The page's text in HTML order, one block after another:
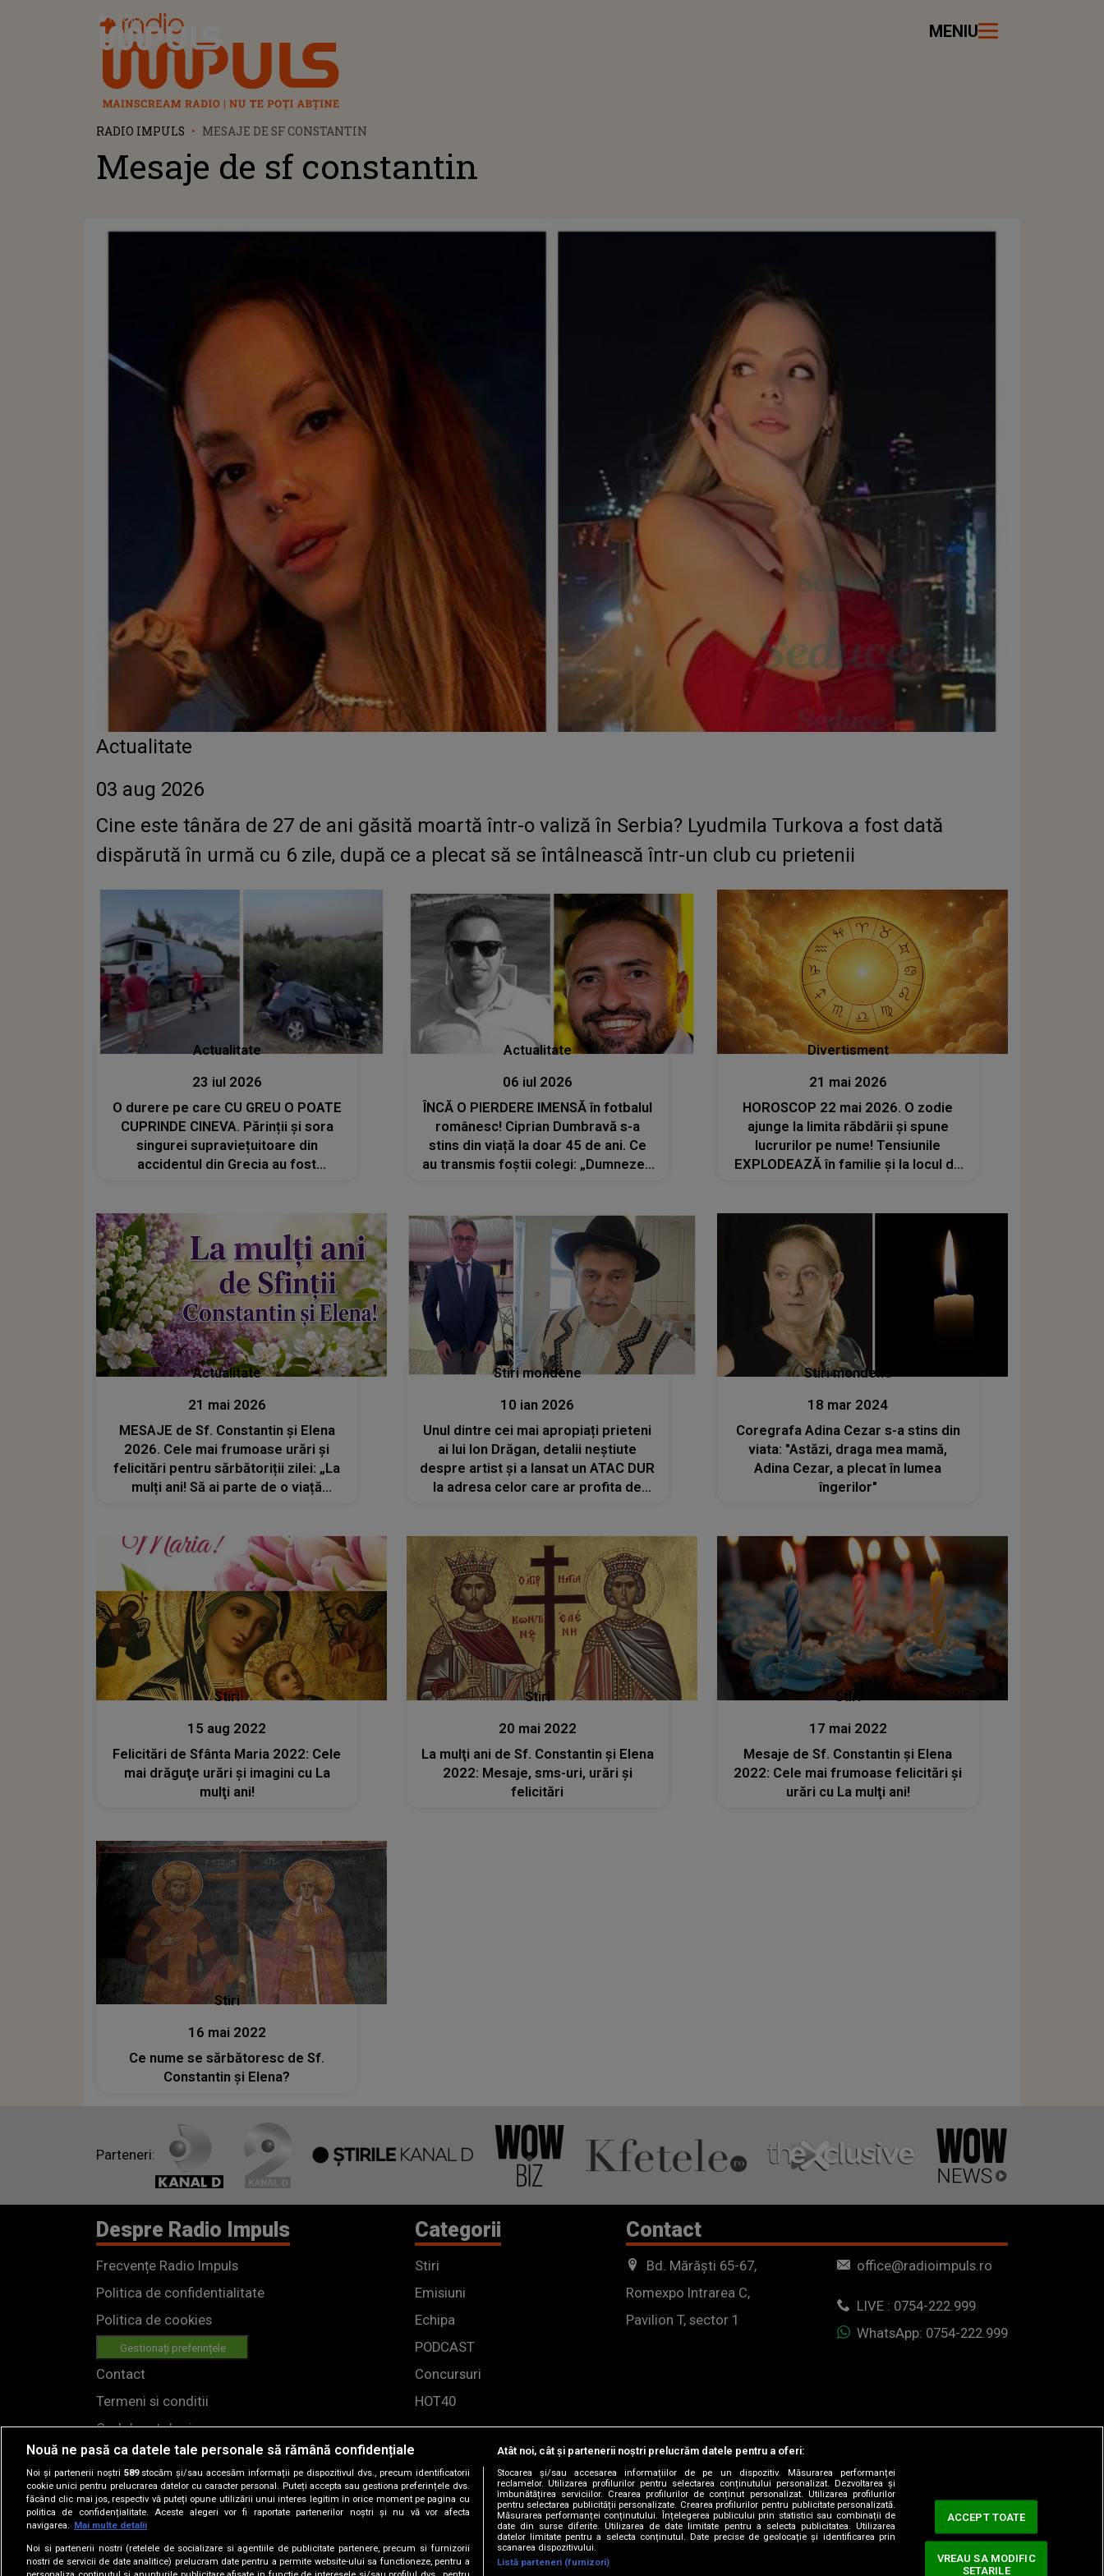
Radio Impuls MENIU
RADIO IMPULS MESAJE DE SF CONSTANTIN
Mesaje de sf constantin
Actualitate
03 aug 2026
Cine este tânăra de 27 de ani găsită moartă într-o valiză în Serbia? Lyudmila Turkova a fost dată
dispărută în urmă cu 6 zile, după ce a plecat să se întâlnească într-un club cu prietenii
Actualitate
23 iul 2026
O durere pe care CU GREU O POATE
CUPRINDE CINEVA. Părinții și sora
singurei supraviețuitoare din
accidentul din Grecia au fost
loc ÎNMORMÂNTAREA: "În numele
meu, ca verișoară a lui..."
Actualitate
06 iul 2026
ÎNCĂ O PIERDERE IMENSĂ în fotbalul
românesc! Ciprian Dumbravă s-a
stins din viață la doar 45 de ani. Ce
au transmis foștii colegi: „Dumnezeu
Divertisment
21 mai 2026
HOROSCOP 22 mai 2026. O zodie
ajunge la limita răbdării și spune
lucrurilor pe nume! Tensiunile
EXPLODEAZĂ în familie și la locul de
Actualitate
21 mai 2026
MESAJE de Sf. Constantin și Elena
2026. Cele mai frumoase urări și
felicitări pentru sărbătoriții zilei: „La
mulți ani! Să ai parte de o viață
nu lipsească niciodată din sufletul
tău”
Stiri mondene
10 ian 2026
Unul dintre cei mai apropiați prieteni
ai lui Ion Drăgan, detalii neștiute
despre artist și a lansat un ATAC DUR
la adresa celor care ar profita de
acum aleargă după vizualizări și..."
Stiri mondene
18 mar 2024
Coregrafa Adina Cezar s-a stins din
viata: "Astăzi, draga mea mamă,
Adina Cezar, a plecat în lumea
îngerilor"
Stiri
15 aug 2022
Felicitări de Sfânta Maria 2022: Cele
mai drăguţe urări şi imagini cu La
mulţi ani!
Stiri
20 mai 2022
La mulţi ani de Sf. Constantin şi Elena
2022: Mesaje, sms-uri, urări şi
felicitări
Stiri
17 mai 2022
Mesaje de Sf. Constantin şi Elena
2022: Cele mai frumoase felicitări şi
urări cu La mulţi ani!
Stiri
16 mai 2022
Ce nume se sărbătoresc de Sf.
Constantin şi Elena?
Parteneri:
Despre Radio Impuls
Frecvențe Radio Impuls
Politica de confidentialitate
Politica de cookies
Gestionați preferințele
Contact
Termeni si conditii
Cod deontologic
Regulamente
Categorii
Stiri
Emisiuni
Echipa
PODCAST
Concursuri
HOT40
Contact
Bd. Mărăști 65-67,
Romexpo Intrarea C,
Pavilion T, sector 1
office@radioimpuls.ro
LIVE : 0754-222.999
WhatsApp: 0754-222.999
Nouă ne pasă ca datele tale personale să rămână confidențiale
Noi și partenerii noștri 589stocăm și/sau accesăm informații pe dispozitivul dvs., precum identificatorii
cookie unici pentru prelucrarea datelor cu caracter personal. Puteți accepta sau gestiona preferințele dvs.
făcând clic mai jos, respectiv vă puteți opune utilizării unui interes legitim în orice moment pe pagina cu
politica de confidențialitate. Aceste alegeri vor fi raportate partenerilor noștri și nu vă vor afecta
navigarea.
Mai multe detalii
Noi si partenerii nostri (retelele de socializare si agentiile de publicitate partenere, precum si furnizorii
nostri de servicii de date analitice) prelucram date pentru a permite website-ului sa functioneze, pentru a
Atât noi, cât și partenerii noștri prelucrăm datele pentru a oferi:
Stocarea și/sau accesarea informațiilor de pe un dispozitiv. Măsurarea performanței
reclamelor. Utilizarea profilurilor pentru selectarea conținutului personalizat. Dezvoltarea și
îmbunătățirea serviciilor. Crearea profilurilor de conținut personalizat. Utilizarea profilurilor
pentru selectarea publicității personalizate. Crearea profilurilor pentru publicitate personalizată.
Măsurarea performanței conținutului. Înțelegerea publicului prin statistici sau combinații de
date din surse diferite. Utilizarea de date limitate pentru a selecta publicitatea. Utilizarea
datelor limitate pentru a selecta conținutul. Date precise de geolocație și identificarea prin
scanarea dispozitivului.
Listă parteneri (furnizori)
ACCEPT TOATE
VREAU SA MODIFIC
SETARILE